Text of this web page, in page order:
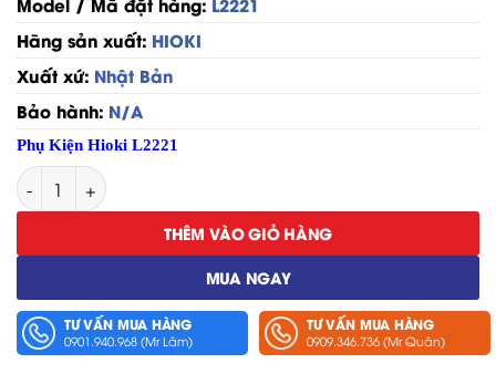
Hãng sản xuất: HIOKI
Xuất xứ: Nhật Bản
Bảo hành: N/A
Phụ Kiện Hioki L2221
Connector Hioki L2221 số lượng
THÊM VÀO GIỎ HÀNG
MUA NGAY
TƯ VẤN MUA HÀNG
0901.940.968 (Mr Lâm)
TƯ VẤN MUA HÀNG
0909.346.736 (Mr Quân)